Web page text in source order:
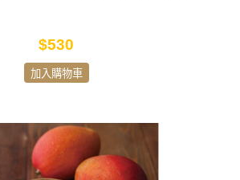
$530
加入購物車